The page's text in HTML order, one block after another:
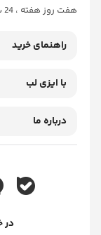
هفت روز هفته ، 24 ساعت شبانه‌روز پاسخگوی شما هستیم.
راهنمای خرید
با ایزی لب
درباره ما
در